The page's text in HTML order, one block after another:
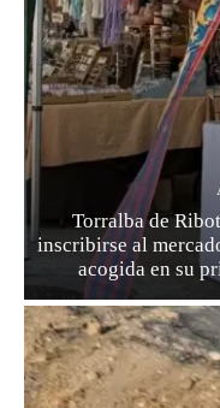
Torralba de
inscribirse al
acogida en su